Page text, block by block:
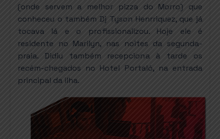
(onde servem a melhor pizza do Morro) que
conheceu o tambémDj Tyson Henrriquez, que já
tocava lá e o profissionalizou. Hoje ele é
residente no Marilyn, nas noites da segunda-
praia. Didiu também recepciona à tarde os
recém-chegados no Hotel Portaló, na entrada
principal da ilha.